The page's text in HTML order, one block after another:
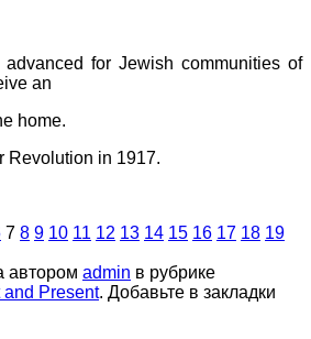
for Jewish communities of
an
home.
Revolution in 1917.
7 8 9 10 11 12 13 14 15 16 17 18 19
автором admin в рубрике
and Present. Добавьте в закладки